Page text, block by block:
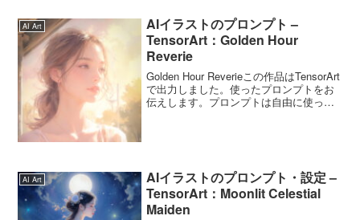
AI Art
AIイラストのプロンプト –
TensorArt：Golden Hour
Reverie
Golden Hour Reverieこの作品はTensorArt
で出力しました。使ったプロンプトをお
伝えします。プロンプトは自由に使って
AI Art
AIイラストのプロンプト・設定 –
TensorArt：Moonlit Celestial
Maiden